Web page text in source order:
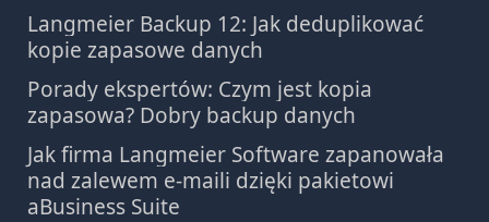
Langmeier Backup 12: Jak deduplikować
kopie zapasowe danych
Porady ekspertów: Czym jest kopia
zapasowa? Dobry backup danych
Jak firma Langmeier Software zapanowała
nad zalewem e-maili dzięki pakietowi
aBusiness Suite